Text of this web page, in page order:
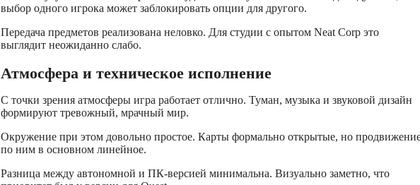
выбор одного игрока может заблокировать опции для другого.
Передача предметов реализована неловко. Для студии с опытом Neat Corp это
выглядит неожиданно слабо.
Атмосфера и техническое исполнение
С точки зрения атмосферы игра работает отлично. Туман, музыка и звуковой дизайн
формируют тревожный, мрачный мир.
Окружение при этом довольно простое. Карты формально открытые, но
по ним в основном линейное.
Разница между автономной и ПК-версией минимальна. Визуально заметно, что